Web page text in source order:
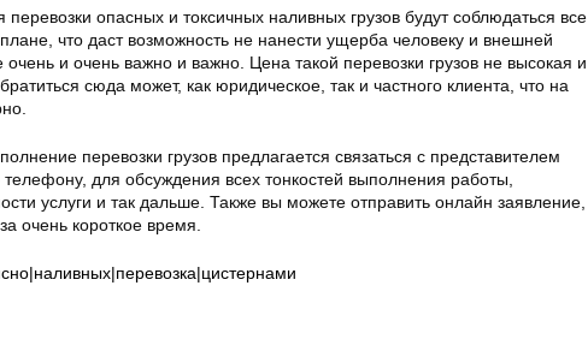
опасных и токсичных наливных грузов будут соблюдаться все
что даст возможность не нанести ущерба человеку и внешней
и очень важно и важно. Цена такой перевозки грузов не высокая и
сюда может, как юридическое, так и частного клиента, что на
перевозки грузов предлагается связаться с представителем
для обсуждения всех тонкостей выполнения работы,
услуги и так дальше. Также вы можете отправить онлайн заявление,
очень короткое время.